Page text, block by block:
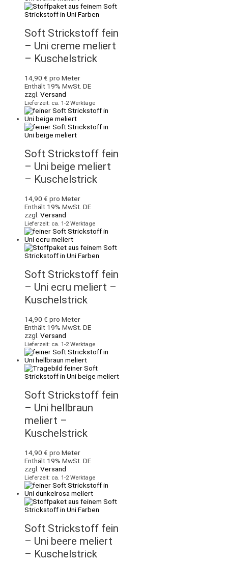
Soft Strickstoff fein
– Uni creme meliert
– Kuschelstrick
14,90 € pro Meter
Enthält 19% MwSt. DE
zzgl. Versand
Lieferzeit: ca. 1-2 Werktage
Soft Strickstoff fein
– Uni beige meliert
– Kuschelstrick
14,90 € pro Meter
Enthält 19% MwSt. DE
zzgl. Versand
Lieferzeit: ca. 1-2 Werktage
Soft Strickstoff fein
– Uni ecru meliert –
Kuschelstrick
14,90 € pro Meter
Enthält 19% MwSt. DE
zzgl. Versand
Lieferzeit: ca. 1-2 Werktage
Soft Strickstoff fein
– Uni hellbraun
meliert –
Kuschelstrick
14,90 € pro Meter
Enthält 19% MwSt. DE
zzgl. Versand
Lieferzeit: ca. 1-2 Werktage
Soft Strickstoff fein
– Uni beere meliert
– Kuschelstrick